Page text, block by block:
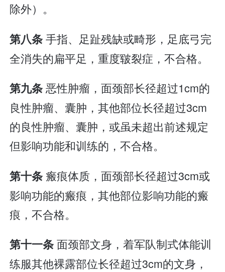
除外）。
第八条手指、足趾残缺或畸形，足底弓完
全消失的扁平足，重度皲裂症，不合格。
第九条恶性肿瘤，面颈部长径超过1cm的
良性肿瘤、囊肿，其他部位长径超过3cm
的良性肿瘤、囊肿，或虽未超出前述规定
但影响功能和训练的，不合格。
第十条 瘢痕体质，面颈部长径超过3cm或
影响功能的瘢痕，其他部位影响功能的瘢
痕，不合格。
第十一条面颈部文身，着军队制式体能训
练服其他裸露部位长径超过3cm的文身，